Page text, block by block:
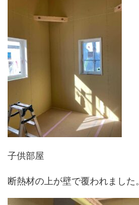
子供部屋
断熱材の上が壁で覆われました。